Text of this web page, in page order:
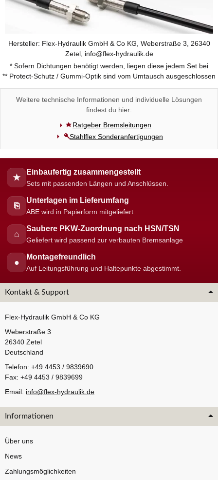
Hersteller: Flex-Hydraulik GmbH & Co KG, Weberstraße 3, 26340
Zetel, info@flex-hydraulik.de
* Sofern Dichtungen benötigt werden, liegen diese jedem Set bei
** Protect-Schutz / Gummi-Optik sind vom Umtausch ausgeschlossen
Weitere technische Informationen und individuelle Lösungen
findest du hier:
Ratgeber Bremsleitungen
Stahlflex Sonderanfertigungen
★
Einbaufertig zusammengestellt
Sets mit passenden Längen und Anschlüssen.
⎘
Unterlagen im Lieferumfang
ABE wird in Papierform mitgeliefert
⌂
Saubere PKW-Zuordnung nach HSN/TSN
Geliefert wird passend zur verbauten Bremsanlage
●
Montagefreundlich
Auf Leitungsführung und Haltepunkte abgestimmt.
Kontakt & Support
Flex-Hydraulik GmbH & Co KG
Weberstraße 3
26340 Zetel
Deutschland
Telefon: +49 4453 / 9839690
Fax: +49 4453 / 9839699
Email: info@flex-hydraulik.de
Informationen
Über uns
News
Zahlungsmöglichkeiten